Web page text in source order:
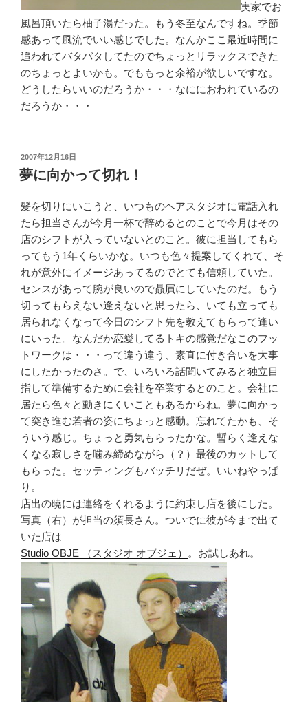
実家でお
風呂頂いたら柚子湯だった。もう冬至なんですね。季節
感あって風流でいい感じでした。なんかここ最近時間に
追われてバタバタしてたのでちょっとリラックスできた
のちょっとよいかも。でももっと余裕が欲しいですな。
どうしたらいいのだろうか・・・なににおわれているの
だろうか・・・
投
稿
日:
2007年12月16日
夢に向かって切れ！
髪を切りにいこうと、いつものヘアスタジオに電話入れ
たら担当さんが今月一杯で辞めるとのことで今月はその
店のシフトが入っていないとのこと。彼に担当してもら
ってもう1年くらいかな。いつも色々提案してくれて、そ
れが意外にイメージあってるのでとても信頼していた。
センスがあって腕が良いので贔屓にしていたのだ。もう
切ってもらえない逢えないと思ったら、いても立っても
居られなくなって今日のシフト先を教えてもらって逢い
にいった。なんだか恋愛してるトキの感覚だなこのフッ
トワークは・・・って違う違う、素直に付き合いを大事
にしたかったのさ。で、いろいろ話聞いてみると独立目
指して準備するために会社を卒業するとのこと。会社に
居たら色々と動きにくいこともあるからね。夢に向かっ
て突き進む若者の姿にちょっと感動。忘れてたかも、そ
ういう感じ。ちょっと勇気もらったかな。暫らく逢えな
くなる寂しさを噛み締めながら（？）最後のカットして
もらった。セッティングもバッチリだぜ。いいねやっぱ
り。
店出の暁には連絡をくれるように約束し店を後にした。
写真（右）が担当の須長さん。ついでに彼が今まで出て
いた店は
Studio OBJE （スタジオ オブジェ）
。お試しあれ。